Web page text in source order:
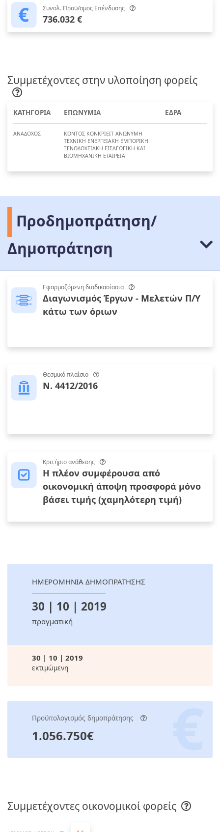
Συνολ. Προϋ/σμος Επένδυσης
736.032 €
Συμμετέχοντες στην υλοποίηση φορείς
ΚΑΤΗΓΟΡΙΑ ΕΠΩΝΥΜΙΑ ΕΔΡΑ
ΑΝΑΔΟΧΟΣ
ΚΟΝΤΟΣ ΚΟΝΚΡΙΕΙΤ ΑΝΩΝΥΜΗ
ΤΕΧΝΙΚΗ ΕΝΕΡΓΕΙΑΚΗ ΕΜΠΟΡΙΚΗ
ΞΕΝΟΔΟΧΕΙΑΚΗ ΕΙΣΑΓΩΓΙΚΗ ΚΑΙ
ΒΙΟΜΗΧΑΝΙΚΗ ΕΤΑΙΡΕΙΑ
Προδημοπράτηση/
Δημοπράτηση
Εφαρμοζόμενη διαδικασίασια
Διαγωνισμός Έργων - Μελετών Π/Υ
κάτω των όριων
Θεσμικό πλαίσιο
Ν. 4412/2016
Κριτήριο ανάθεσης
Η πλέον συμφέρουσα από
οικονομική άποψη προσφορά μόνο
βάσει τιμής (χαμηλότερη τιμή)
ΗΜΕΡΟΜΗΝΙΑ ΔΗΜΟΠΡΑΤΗΣΗΣ
30 | 10 | 2019
πραγματική
30 | 10 | 2019
εκτιμώμενη
Προϋπολογισμός δημοπράτησης
1.056.750€
Συμμετέχοντες οικονομικοί φορείς